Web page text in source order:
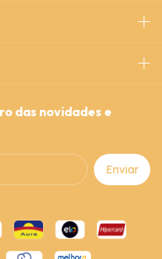
das novidades e